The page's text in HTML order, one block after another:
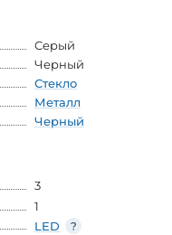
Серый
Черный
Стекло
Металл
Черный
3
1
LED